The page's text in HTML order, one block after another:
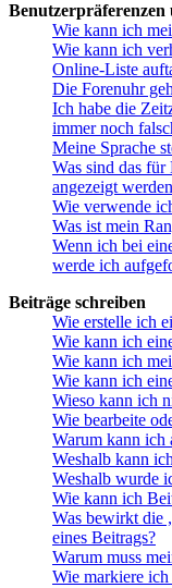
Benutzerpräferenzen
Wie kann ich
Wie kann ich
Online-Liste
Die Forenuhr
Ich habe die
immer noch
Meine Sprache
Was sind das
angezeigt
Wie verwende
Was ist mein
Wenn ich bei
werde ich
Beiträge schreiben
Wie erstelle ich
Wie kann ich
Wie kann ich
Wie kann ich
Wieso kann ich
Wie bearbeite
Warum kann ich
Weshalb kann
Weshalb wurde
Wie kann ich
Was bewirkt die
eines Beitrags?
Warum muss
Wie markiere